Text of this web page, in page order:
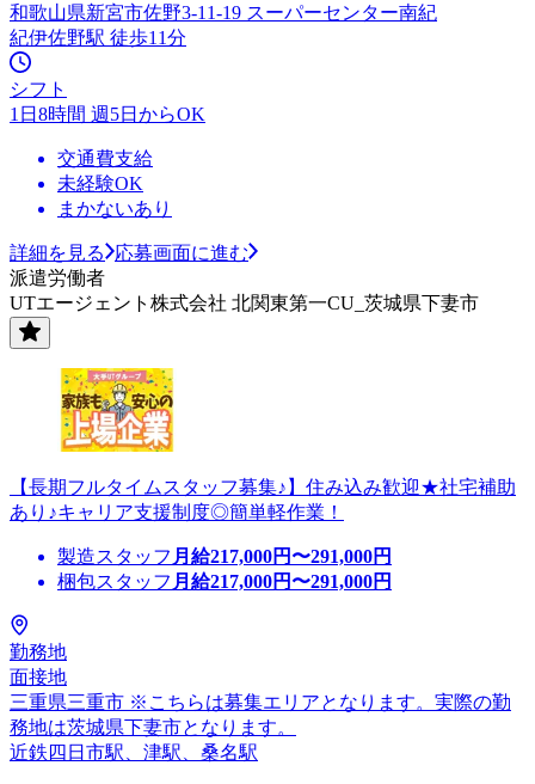
和歌山県新宮市佐野3-11-19 スーパーセンター南紀
紀伊佐野駅 徒歩11分
シフト
1日8時間 週5日からOK
交通費支給
未経験OK
まかないあり
詳細を見る
応募画面に進む
派遣労働者
UTエージェント株式会社 北関東第一CU_茨城県下妻市
【長期フルタイムスタッフ募集♪】住み込み歓迎★社宅補助
あり♪キャリア支援制度◎簡単軽作業！
製造スタッフ 月給217,000円〜291,000円
梱包スタッフ 月給217,000円〜291,000円
勤務地
面接地
三重県三重市 ※こちらは募集エリアとなります。実際の勤
務地は茨城県下妻市となります。
近鉄四日市駅、津駅、桑名駅